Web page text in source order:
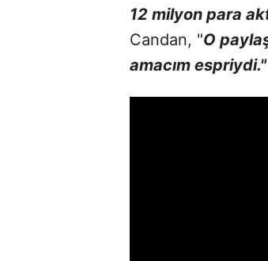
12 milyon para
Candan, "O
amacım espriydi."